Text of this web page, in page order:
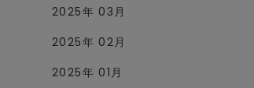
2025年 03月
2025年 02月
2025年 01月